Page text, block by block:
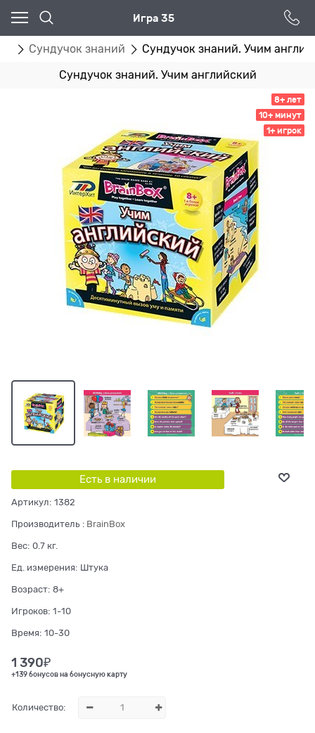
Игра 35
Сундучок знаний Сундучок знаний. Учим
Сундучок знаний. Учим английский
8+ лет
10+ минут
1+ игрок
Есть в наличии
Артикул: 1382
Производитель : BrainBox
Вес: 0.7 кг.
Ед. измерения: Штука
Возраст: 8+
Игроков: 1-10
Время: 10-30
1 390₽
+139 бонусов на бонусную карту
Количество: